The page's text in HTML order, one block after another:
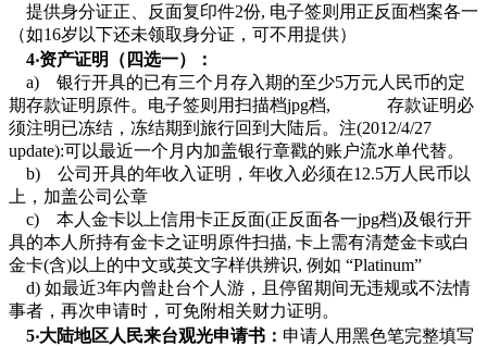
提供身分证正、反面复印件2份, 电子签则用正反面档案各一
（如16岁以下还未领取身分证，可不用提供）
4‧资产证明（四选一）：
a) 银行开具的已有三个月存入期的至少5万元人民币的定
期存款证明原件。电子签则用扫描档jpg档, 存款证明必
须注明已冻结，冻结期到旅行回到大陆后。注(2012/4/27
update):可以最近一个月内加盖银行章戳的账户流水单代替。
b) 公司开具的年收入证明，年收入必须在12.5万人民币以
上，加盖公司公章
c) 本人金卡以上信用卡正反面(正反面各一jpg档)及银行开
具的本人所持有金卡之证明原件扫描, 卡上需有清楚金卡或白
金卡(含)以上的中文或英文字样供辨识, 例如 “Platinum”
d) 如最近3年内曾赴台个人游，且停留期间无违规或不法情
事者，再次申请时，可免附相关财力证明。
5‧大陆地区人民来台观光申请书： 申请人用黑色笔完整填写